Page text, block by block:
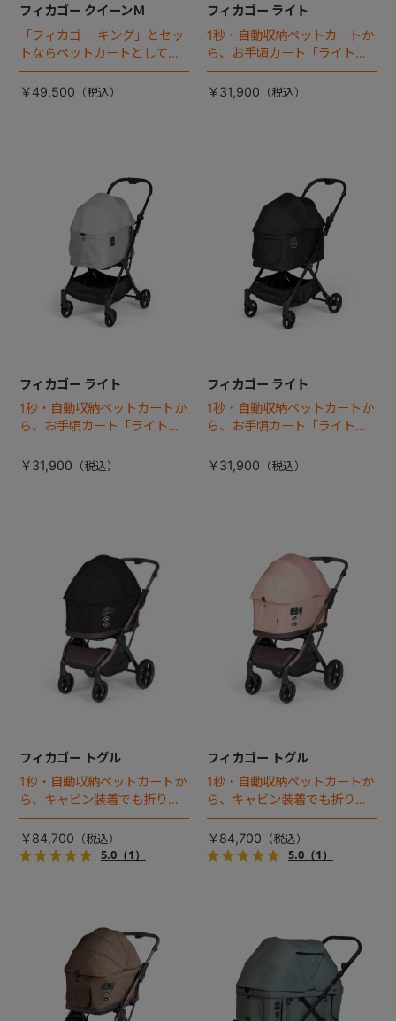
フィカゴー クイーンＭ
「フィカゴー キング」とセッ
トならペットカートとしても
使える、耐荷重50㎏の大型犬
向けケージが登場！
￥49,500
フィカゴー ライト
1秒・自動収納ペットカートか
ら、お手頃カート「ライト」
が登場！
￥31,900
フィカゴー ライト
1秒・自動収納ペットカートか
ら、お手頃カート「ライト」
が登場！
￥31,900
フィカゴー ライト
1秒・自動収納ペットカートか
ら、お手頃カート「ライト」
が登場！
￥31,900
フィカゴー トグル
1秒・自動収納ペットカートか
ら、キャビン装着でも折りた
ためるモデルが登場！
￥84,700
5.0（1）
フィカゴー トグル
1秒・自動収納ペットカートか
ら、キャビン装着でも折りた
ためるモデルが登場！
￥84,700
5.0（1）